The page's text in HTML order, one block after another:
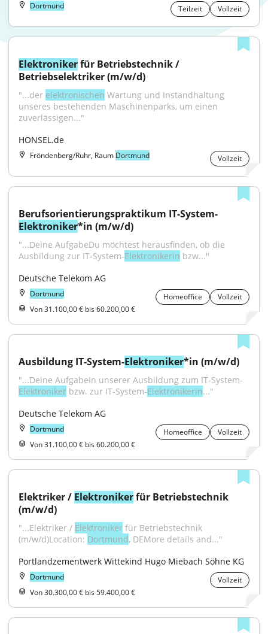
Dortmund Teilzeit Vollzeit
Elektroniker für Betriebstechnik /
Betriebselektriker (m/w/d)
"...der elektronischen Wartung und Instandhaltung
unseres bestehenden Maschinenparks, um einen
zuverlässigen..."
HONSEL.de
Fröndenberg/Ruhr, Raum Dortmund Vollzeit
Berufsorientierungspraktikum IT-System-
Elektroniker*in (m/w/d)
"...Deine AufgabeDu möchtest herausfinden, ob die
Ausbildung zur IT-System-Elektronikerin bzw..."
Deutsche Telekom AG
Dortmund Homeoffice
Vollzeit
Von 31.100,00 € bis 60.200,00 €
Ausbildung IT-System-Elektroniker*in (m/w/d)
"...Deine AufgabeIn unserer Ausbildung zum IT-System-
Elektroniker bzw. zur IT-System-Elektronikerin..."
Deutsche Telekom AG
Dortmund Homeoffice
Vollzeit
Von 31.100,00 € bis 60.200,00 €
Elektriker / Elektroniker für Betriebstechnik
(m/w/d)
"...Elektriker / Elektroniker für Betriebstechnik
(m/w/d)Location: Dortmund, DEMore details and..."
Portlandzementwerk Wittekind Hugo Miebach Söhne KG
Dortmund
Vollzeit
Von 30.300,00 € bis 59.400,00 €